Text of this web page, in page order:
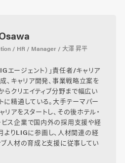
/ HR / Manager / 大澤 昇平
エージェント）」責任者/キャリア
、キャリア開発、事業戦略立案を
らクリエイティブ分野まで幅広い
に精通している。大手テーマパー
アをスタートし、その後ホテル・
ス企業で国内外の採用支援や経
よりLIGに参画し、人材関連の経
ブ人材の育成と支援に従事してい